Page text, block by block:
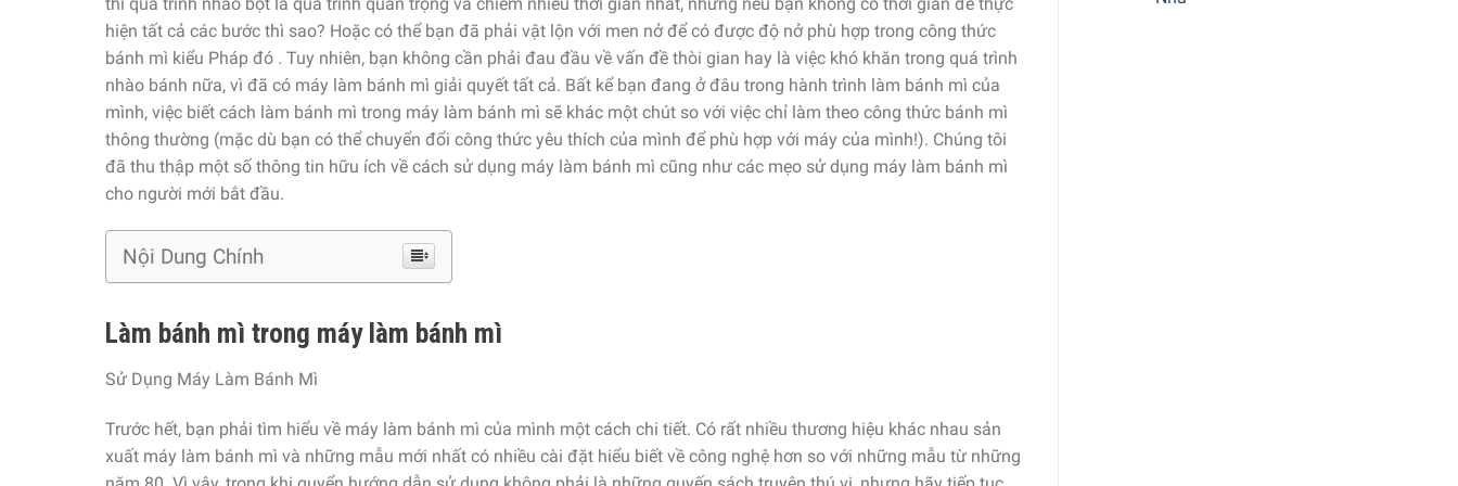
hiện tất cả các bước thì sao? Hoặc có thể bạn đã phải vật lộn với men nở để có được độ nở phù hợp trong công thức
bánh mì kiểu Pháp đó . Tuy nhiên, bạn không cần phải đau đầu về vấn đề thòi gian hay là việc khó khăn trong quá trình
nhào bánh nữa, vì đã có máy làm bánh mì giải quyết tất cả. Bất kể bạn đang ở đâu trong hành trình làm bánh mì của
mình, việc biết cách làm bánh mì trong máy làm bánh mì sẽ khác một chút so với việc chỉ làm theo công thức bánh mì
thông thường (mặc dù bạn có thể chuyển đổi công thức yêu thích của mình để phù hợp với máy của mình!). Chúng tôi
đã thu thập một số thông tin hữu ích về cách sử dụng máy làm bánh mì cũng như các mẹo sử dụng máy làm bánh mì
cho người mới bắt đầu.
Nội Dung Chính
Làm bánh mì trong máy làm bánh mì
Sử Dụng Máy Làm Bánh Mì
Trước hết, bạn phải tìm hiểu về máy làm bánh mì của mình một cách chi tiết. Có rất nhiều thương hiệu khác nhau sản
xuất máy làm bánh mì và những mẫu mới nhất có nhiều cài đặt hiểu biết về công nghệ hơn so với những mẫu từ những